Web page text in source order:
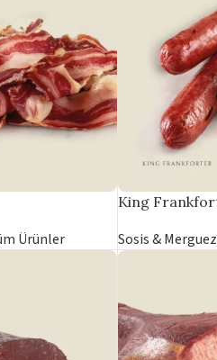
Ürünler
King
Sosis & Merguez